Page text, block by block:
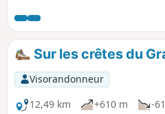
par le défilé du Rocher. Les
apaisants. Tout au long de
de nombreux vestiges d'une
lieu de vie et de ressources. À
printemps ou à l’automne.
Sur les crêtes du
Visorandonneur
12,49 km
+610 m
-